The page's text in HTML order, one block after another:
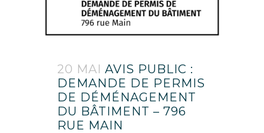
20 MAI AVIS PUBLIC :
DEMANDE DE PERMIS
DE DÉMÉNAGEMENT
DU BÂTIMENT – 796
RUE MAIN